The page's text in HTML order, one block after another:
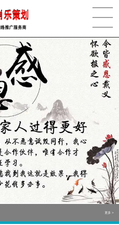
更多 >
更多 >
更多 >